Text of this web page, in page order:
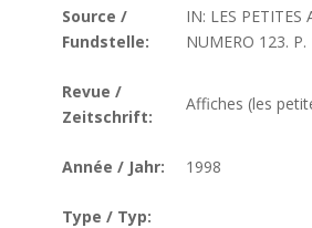
Source /
Fundstelle:
IN: LES PETITES
NUMERO 123. P.
Revue /
Zeitschrift:
Affiches (les
Année / Jahr: 1998
Type / Typ: